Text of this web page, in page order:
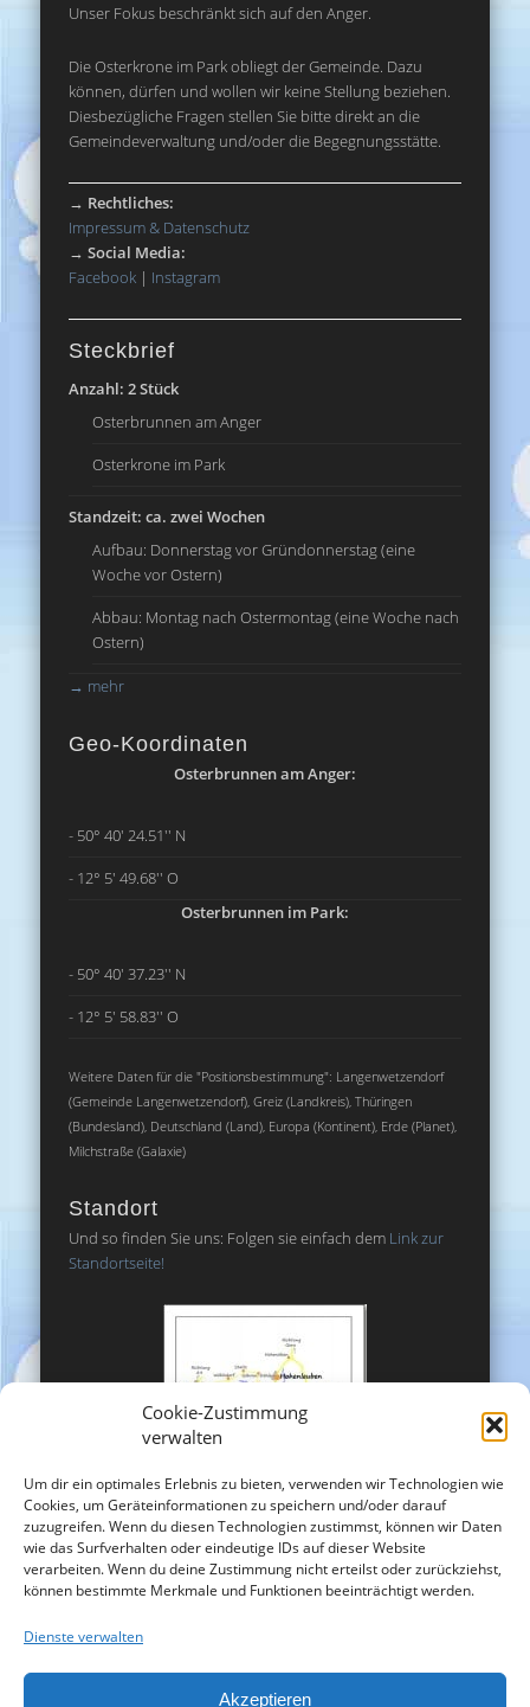
Cookie-Zustimmung
verwalten
Um dir ein optimales Erlebnis zu bieten, verwenden wir Technologien wie
Cookies, um Geräteinformationen zu speichern und/oder darauf
zuzugreifen. Wenn du diesen Technologien zustimmst, können wir Daten
wie das Surfverhalten oder eindeutige IDs auf dieser Website
verarbeiten. Wenn du deine Zustimmung nicht erteilst oder zurückziehst,
können bestimmte Merkmale und Funktionen beeinträchtigt werden.
Dienste verwalten
Akzeptieren
Unser Fokus beschränkt sich auf den Anger.
Die Osterkrone im Park obliegt der Gemeinde. Dazu
können, dürfen und wollen wir keine Stellung beziehen.
Diesbezügliche Fragen stellen Sie bitte direkt an die
Gemeindeverwaltung und/oder die Begegnungsstätte.
→ Rechtliches:
Impressum & Datenschutz
→Social Media:
Facebook | Instagram
Steckbrief
Anzahl: 2 Stück
Osterbrunnen am Anger
Osterkrone im Park
Standzeit: ca. zwei Wochen
Aufbau: Donnerstag vor Gründonnerstag (eine
Woche vor Ostern)
Abbau: Montag nach Ostermontag (eine Woche nach
Ostern)
→ mehr
Geo-Koordinaten
Osterbrunnen am Anger:
- 50° 40' 24.51'' N
- 12° 5' 49.68'' O
Osterbrunnen im Park:
- 50° 40' 37.23'' N
- 12° 5' 58.83'' O
Weitere Daten für die "Positionsbestimmung": Langenwetzendorf
(Gemeinde Langenwetzendorf), Greiz (Landkreis), Thüringen
(Bundesland), Deutschland (Land), Europa (Kontinent), Erde (Planet),
Milchstraße (Galaxie)
Standort
Und so finden Sie uns: Folgen sie einfach dem Link zur
Standortseite!